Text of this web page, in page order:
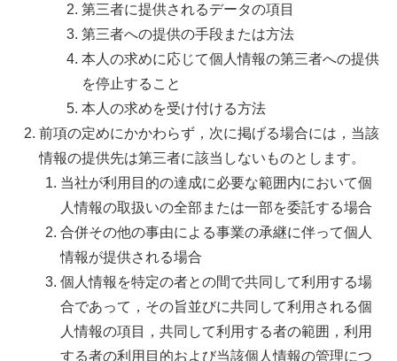
第三者に提供されるデータの項目
第三者への提供の手段または方法
本人の求めに応じて個人情報の第三者への提供
を停止すること
本人の求めを受け付ける方法
前項の定めにかかわらず，次に掲げる場合には，当該
情報の提供先は第三者に該当しないものとします。
当社が利用目的の達成に必要な範囲内において個
人情報の取扱いの全部または一部を委託する場合
合併その他の事由による事業の承継に伴って個人
情報が提供される場合
個人情報を特定の者との間で共同して利用する場
合であって，その旨並びに共同して利用される個
人情報の項目，共同して利用する者の範囲，利用
する者の利用目的および当該個人情報の管理につ